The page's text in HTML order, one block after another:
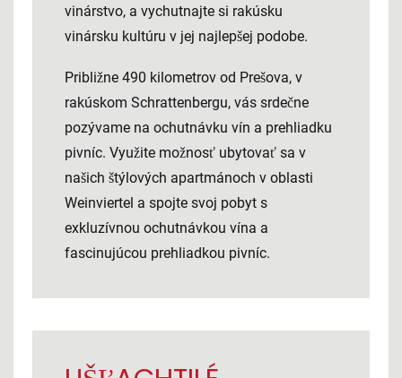
vinárstvo, a vychutnajte si rakúsku
vinársku kultúru v jej najlepšej podobe.
Približne 490 kilometrov od Prešova, v
rakúskom Schrattenbergu, vás srdečne
pozývame na ochutnávku vín a prehliadku
pivníc. Využite možnosť ubytovať sa v
našich štýlových apartmánoch v oblasti
Weinviertel a spojte svoj pobyt s
exkluzívnou ochutnávkou vína a
fascinujúcou prehliadkou pivníc.